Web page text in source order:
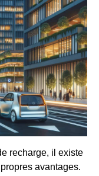
recharge, il existe
avantages.